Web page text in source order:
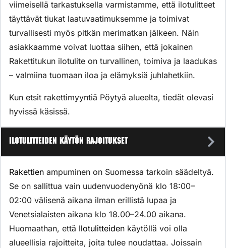
viimeisellä tarkastuksella varmistamme, että ilotulitteet
täyttävät tiukat laatuvaatimuksemme ja toimivat
turvallisesti myös pitkän merimatkan jälkeen. Näin
asiakkaamme voivat luottaa siihen, että jokainen
Rakettitukun ilotulite on turvallinen, toimiva ja laadukas
– valmiina tuomaan iloa ja elämyksiä juhlahetkiin.
Kun etsit rakettimyyntiä Pöytyä alueelta, tiedät olevasi
hyvissä käsissä.
Ilotulitteiden käytön rajoitukset
Rakettien ampuminen on Suomessa tarkoin säädeltyä.
Se on sallittua vain uudenvuodenyönä klo 18:00–
02:00 välisenä aikana ilman erillistä lupaa ja
Venetsialaisten aikana klo 18.00–24.00 aikana.
Huomaathan, että Ilotulitteiden käytöllä voi olla
alueellisia rajoitteita, joita tulee noudattaa. Joissain